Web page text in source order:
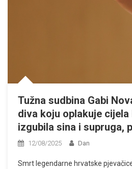
Tužna sudbina Gabi
diva koju oplakuje
izgubila sina i supruga,
12/08/2025 Dan
Smrt legendarne hrvatske